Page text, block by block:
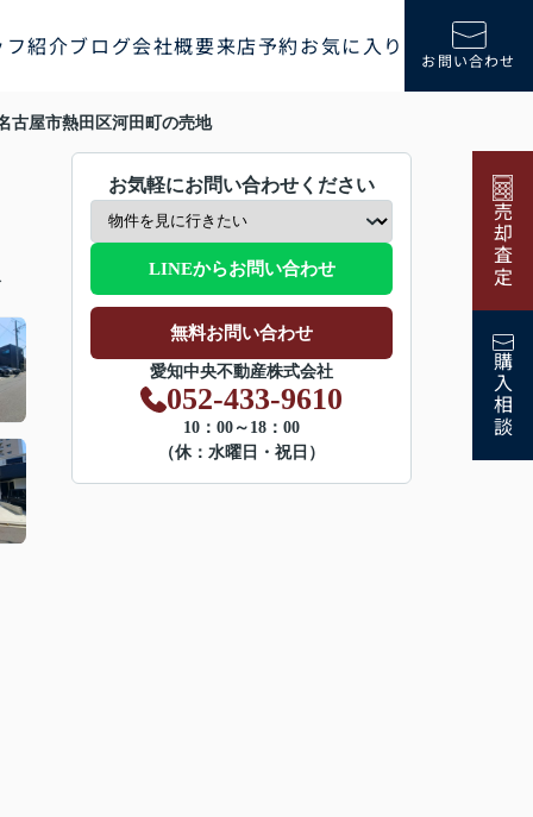
紹介ブログ会社概要来店予約お気に入り お問い合わせ
売却査定
購入相談
古屋市熱田区河田町の売地
お気軽にお問い合わせください
LINEからお問い合わせ
無料お問い合わせ
愛知中央不動産株式会社
052-433-9610
10：00～18：00
（休：水曜日・祝日）